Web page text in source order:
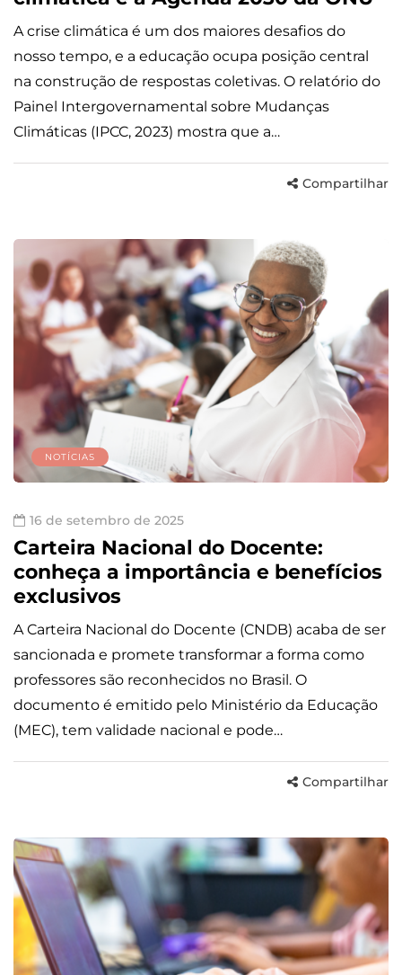
A crise climática é um dos maiores desafios do
nosso tempo, e a educação ocupa posição central
na construção de respostas coletivas. O relatório do
Painel Intergovernamental sobre Mudanças
Climáticas (IPCC, 2023) mostra que a…
Compartilhar
NOTÍCIAS
16 de setembro de 2025
Carteira Nacional do Docente:
conheça a importância e benefícios
exclusivos
A Carteira Nacional do Docente (CNDB) acaba de ser
sancionada e promete transformar a forma como
professores são reconhecidos no Brasil. O
documento é emitido pelo Ministério da Educação
(MEC), tem validade nacional e pode…
Compartilhar